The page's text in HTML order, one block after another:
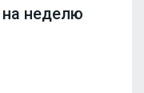
на неделю